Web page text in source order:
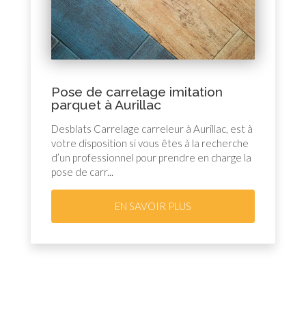
Pose de carrelage imitation
parquet à Aurillac
Desblats Carrelage carreleur à Aurillac, est à
votre disposition si vous êtes à la recherche
d’un professionnel pour prendre en charge la
pose de carr...
EN SAVOIR PLUS